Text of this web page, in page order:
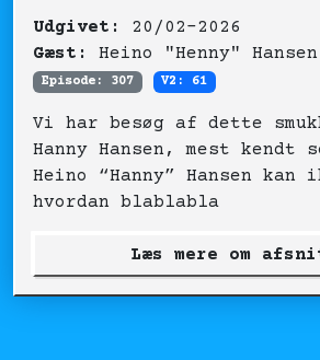
Udgivet:
20/02-2026
Gæst:
Heino "Henny" Hansen
Episode: 307 V2: 61
Vi har besøg af dette
Hanny Hansen, mest kendt
Heino “Hanny” Hansen
hvordan blablabla
Læs mere om